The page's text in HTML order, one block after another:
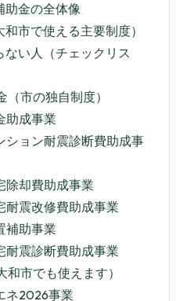
助金の全体像
市で使える主要制度）
ない人（チェックリス
市の独自制度）
助成事業
ション耐震診断費助成事
除却費助成事業
耐震改修費助成事業
補助事業
耐震診断費助成事業
市でも使えます）
ネ2026事業